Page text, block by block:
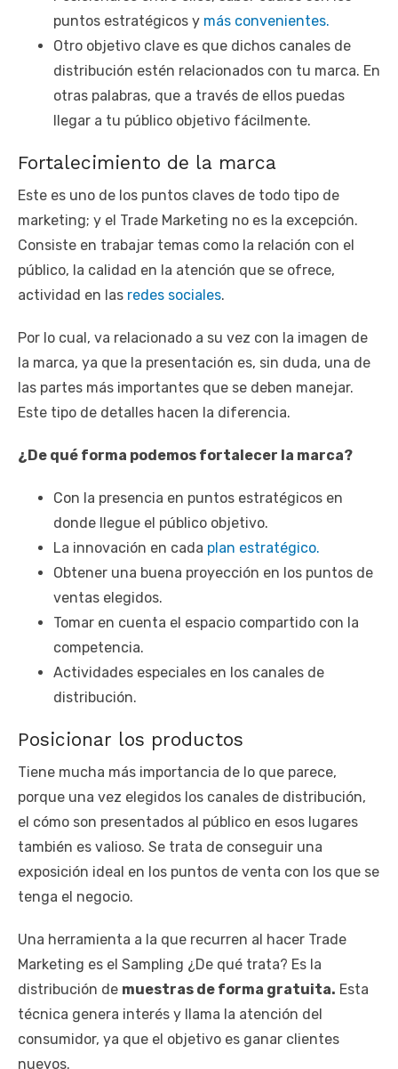
puntos estratégicos y más convenientes.
Otro objetivo clave es que dichos canales de
distribución estén relacionados con tu marca. En
otras palabras, que a través de ellos puedas
llegar a tu público objetivo fácilmente.
Fortalecimiento de la marca
Este es uno de los puntos claves de todo tipo de
marketing; y el Trade Marketing no es la excepción.
Consiste en trabajar temas como la relación con el
público, la calidad en la atención que se ofrece,
actividad en las redes sociales.
Por lo cual, va relacionado a su vez con la imagen de
la marca, ya que la presentación es, sin duda, una de
las partes más importantes que se deben manejar.
Este tipo de detalles hacen la diferencia.
¿De qué forma podemos fortalecer la marca?
Con la presencia en puntos estratégicos en
donde llegue el público objetivo.
La innovación en cada plan estratégico.
Obtener una buena proyección en los puntos de
ventas elegidos.
Tomar en cuenta el espacio compartido con la
competencia.
Actividades especiales en los canales de
distribución.
Posicionar los productos
Tiene mucha más importancia de lo que parece,
porque una vez elegidos los canales de distribución,
el cómo son presentados al público en esos lugares
también es valioso. Se trata de conseguir una
exposición ideal en los puntos de venta con los que se
tenga el negocio.
Una herramienta a la que recurren al hacer Trade
Marketing es el Sampling ¿De qué trata? Es la
distribución de muestras de forma gratuita. Esta
técnica genera interés y llama la atención del
consumidor, ya que el objetivo es ganar clientes
nuevos.